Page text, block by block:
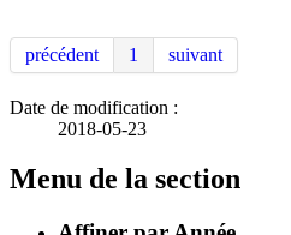
précédent 1 suivant
Date de modification :
2018-05-23
Menu de la section